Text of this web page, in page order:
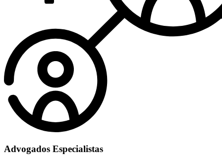
Advogados Especialistas